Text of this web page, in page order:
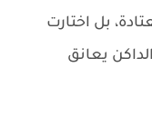
بل اختارت
يعانق